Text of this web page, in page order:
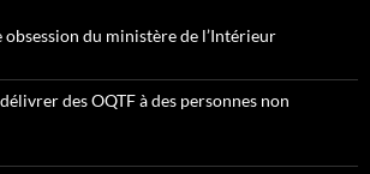
obsession du ministère de l’Intérieur
des OQTF à des personnes non